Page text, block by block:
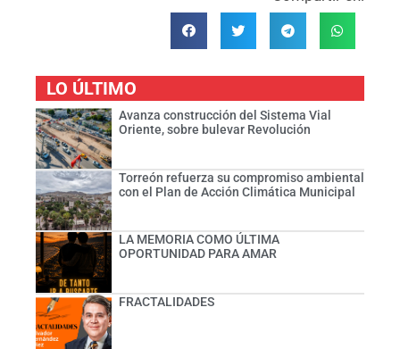
LO ÚLTIMO
Avanza construcción del Sistema Vial
Oriente, sobre bulevar Revolución
Torreón refuerza su compromiso ambiental
con el Plan de Acción Climática Municipal
LA MEMORIA COMO ÚLTIMA
OPORTUNIDAD PARA AMAR
FRACTALIDADES